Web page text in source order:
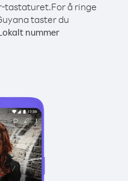
tastaturet.For å ringe
taster du
nummer